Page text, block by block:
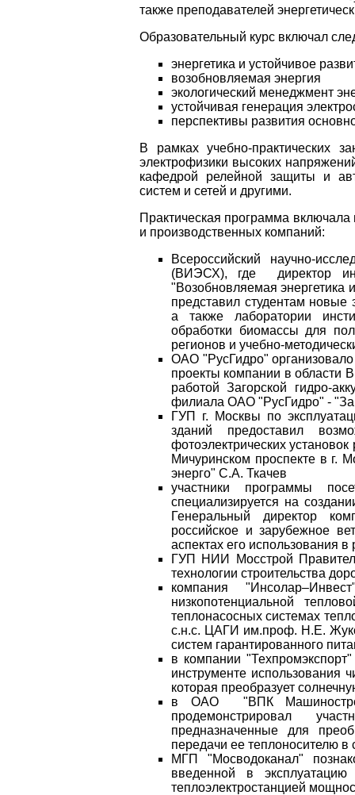
также преподавателей
Образовательный курс включал
энергетика и устойчивое
возобновляемая энергия
экологический менеджмент
устойчивая генерация
перспективы развития
В рамках учебно-практических
электрофизики высоких
кафедрой релейной защиты и
систем и сетей и другими.
Практическая программа
и производственных компаний:
Всероссийский научно-
(ВИЭСХ), где директор
"Возобновляемая энергетика
представил студентам
а также лаборатории
обработки биомассы для
регионов и учебно-
ОАО "РусГидро"
проекты компании в области
работой Загорской гидро-
филиала ОАО "РусГидро" -
ГУП г. Москвы по
зданий предоставил
фотоэлектрических
Мичуринском проспекте в г.
энерго" С.А. Ткачев
участники программы
специализируется на
Генеральный директор
российское и зарубежное
аспектах его использования
ГУП НИИ Мосстрой
технологии строительства
компания
низкопотенциальной
теплонасосных системах
с.н.с. ЦАГИ им.проф. Н.Е.
систем гарантированного
в компании
инструменте использования
которая преобразует
в ОАО "ВПК
продемонстрировал
предназначенные для
передачи ее теплоносителю в
МГП "Мосводоканал"
введенной в
теплоэлектростанцией